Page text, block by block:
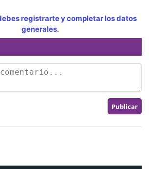
registrarte y completar los datos
generales.